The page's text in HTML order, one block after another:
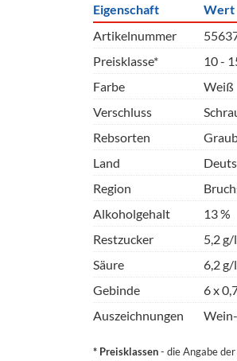
Theken + Zubehör
Eigenschaft
Wert
Artikelnummer
Preisklasse*
10 -
Farbe
Weiß
Verschluss
Rebsorten
Land
Region
Alkoholgehalt
13 %
Restzucker
5,2 g/l
Säure
6,2 g/l
Gebinde
6 x
Auszeichnungen
* Preisklassen- die Angabe